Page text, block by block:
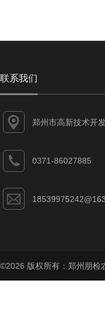
联系我们
郑州市高新技术开
0371-86027885
©2026 版权所有：郑州朋检